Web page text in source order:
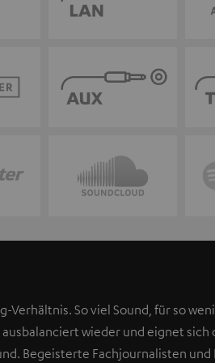
Verhältnis. So viel Sound, für so
wieder und eignet sich
Begeisterte Fachjournalisten